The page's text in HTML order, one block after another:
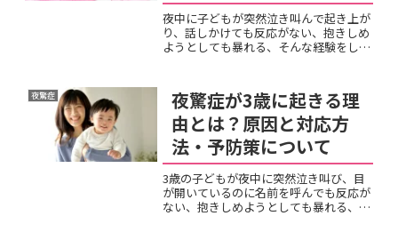
夜中に子どもが突然泣き叫んで起き上が
り、話しかけても反応がない、抱きしめ
ようとしても暴れる、そんな経験をして
「病気なのでは」と不安になる気持ちは
よくわかります。夜驚症は...
夜驚症
夜驚症が3歳に起きる理
由とは？原因と対応方
法・予防策について
3歳の子どもが夜中に突然泣き叫び、目
が開いているのに名前を呼んでも反応が
ない、抱きしめようとしても暴れる、そ